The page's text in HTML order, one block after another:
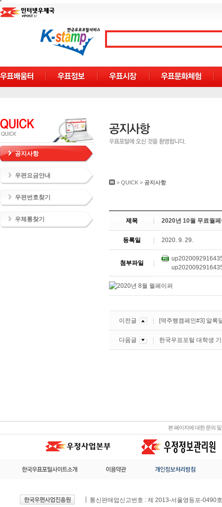
공지사항
우편요금안내
우편번호찾기
우체통찾기
> QUICK > 공지사항
제목 2020년 10월 무료월
등록일 2020. 9. 29.
첨부파일
이전글 [역주행캠페인#3] 알록
다음글 한국우표포털 대학생
본 페이지에 대한 문의
통신판매업신고번호 : 제 2013-서울영등포-0490호